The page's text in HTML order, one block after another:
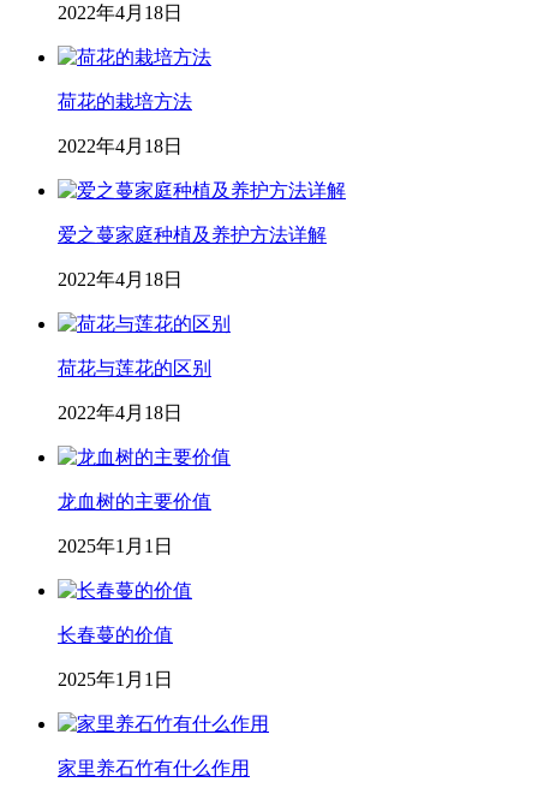
2022年4月18日
荷花的栽培方法
2022年4月18日
爱之蔓家庭种植及养护方法详解
2022年4月18日
荷花与莲花的区别
2022年4月18日
龙血树的主要价值
2025年1月1日
长春蔓的价值
2025年1月1日
家里养石竹有什么作用